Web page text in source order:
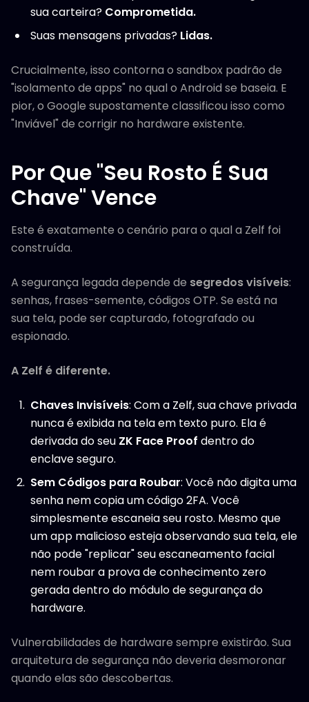
sua carteira? Comprometida.
Suas mensagens privadas? Lidas.
Crucialmente, isso contorna o sandbox padrão de
"isolamento de apps" no qual o Android se baseia. E
pior, o Google supostamente classificou isso como
"Inviável" de corrigir no hardware existente.
Por Que "Seu Rosto É Sua
Chave" Vence
Este é exatamente o cenário para o qual a Zelf foi
construída.
A segurança legada depende de segredos visíveis:
senhas, frases-semente, códigos OTP. Se está na
sua tela, pode ser capturado, fotografado ou
espionado.
A Zelf é diferente.
Chaves Invisíveis: Com a Zelf, sua chave privada
nunca é exibida na tela em texto puro. Ela é
derivada do seu ZK Face Proof dentro do
enclave seguro.
Sem Códigos para Roubar: Você não digita uma
senha nem copia um código 2FA. Você
simplesmente escaneia seu rosto. Mesmo que
um app malicioso esteja observando sua tela, ele
não pode "replicar" seu escaneamento facial
nem roubar a prova de conhecimento zero
gerada dentro do módulo de segurança do
hardware.
Vulnerabilidades de hardware sempre existirão. Sua
arquitetura de segurança não deveria desmoronar
quando elas são descobertas.